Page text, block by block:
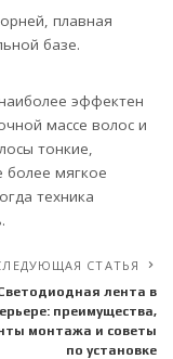
плавная
базе.
эффектен
массе волос и
тонкие,
более мягкое
техника
СТАТЬЯ
лента в
преимущества,
монтажа и советы
по установке